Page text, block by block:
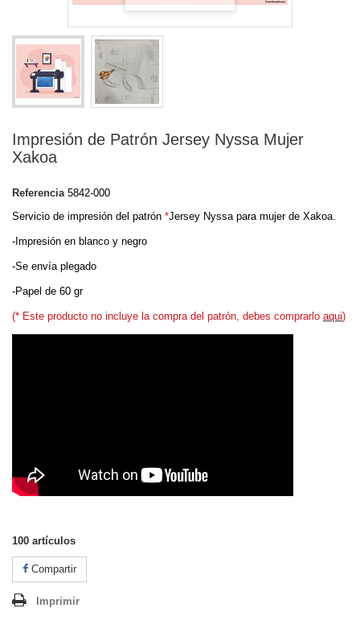
Impresión de Patrón Jersey Nyssa Mujer
Xakoa
Referencia 5842-000
Servicio de impresión del patrón *Jersey Nyssa para mujer de Xakoa.
-Impresión en blanco y negro
-Se envía plegado
-Papel de 60 gr
(* Este producto no incluye la compra del patrón, debes comprarlo aqui)
100 artículos
Compartir
Imprimir